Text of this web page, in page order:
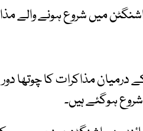
میں شروع ہونے والے
درمیان مذاکرات کا چوتھا دور
ہوگئے ہیں۔